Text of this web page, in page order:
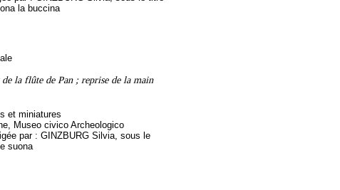
la buccina
la flûte de Pan ; reprise de la main
et miniatures
Museo civico Archeologico
par : GINZBURG Silvia, sous le
suona